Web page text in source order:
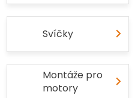
Svíčky
Montáže pro
motory